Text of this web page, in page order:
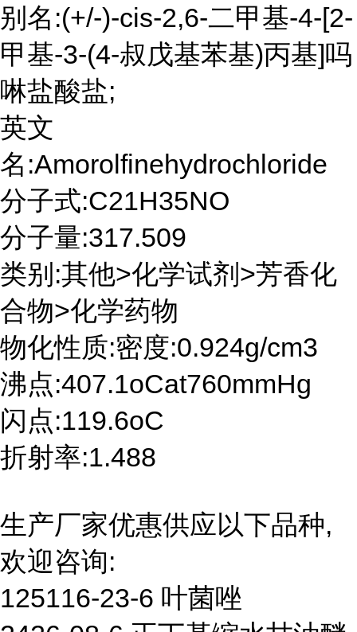
别名:(+/-)-cis-2,6-二甲基-4-[2-
甲基-3-(4-叔戊基苯基)丙基]吗
啉盐酸盐;
英文
名:Amorolfinehydrochloride
分子式:C21H35NO
分子量:317.509
类别:其他>化学试剂>芳香化
合物>化学药物
物化性质:密度:0.924g/cm3
沸点:407.1oCat760mmHg
闪点:119.6oC
折射率:1.488
生产厂家优惠供应以下品种,
欢迎咨询:
125116-23-6 叶菌唑